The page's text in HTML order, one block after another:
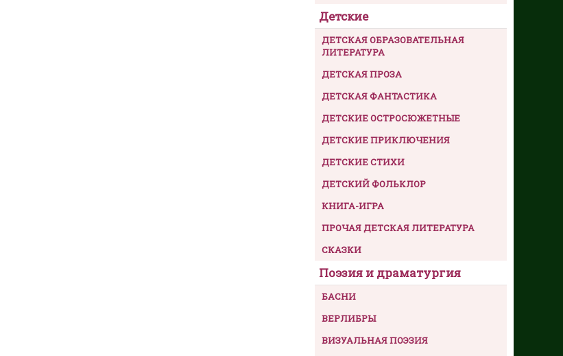
Детские
ДЕТСКАЯ ОБРАЗОВАТЕЛЬНАЯ
ЛИТЕРАТУРА
ДЕТСКАЯ ПРОЗА
ДЕТСКАЯ ФАНТАСТИКА
ДЕТСКИЕ ОСТРОСЮЖЕТНЫЕ
ДЕТСКИЕ ПРИКЛЮЧЕНИЯ
ДЕТСКИЕ СТИХИ
ДЕТСКИЙ ФОЛЬКЛОР
КНИГА-ИГРА
ПРОЧАЯ ДЕТСКАЯ ЛИТЕРАТУРА
СКАЗКИ
Поэзия и драматургия
БАСНИ
ВЕРЛИБРЫ
ВИЗУАЛЬНАЯ ПОЭЗИЯ